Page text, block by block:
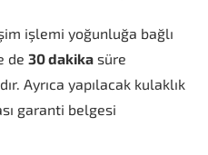
işlemi yoğunluğa bağlı
de 30 dakika süre
Ayrıca yapılacak kulaklık
garanti belgesi